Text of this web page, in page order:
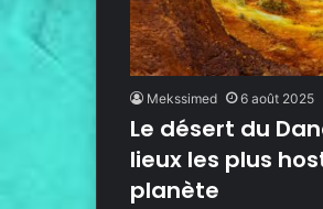
Mekssimed 6 août 2025
Le désert du
lieux les plus
planète